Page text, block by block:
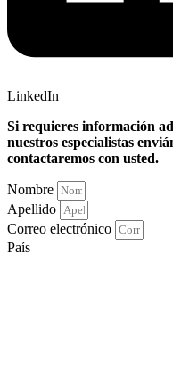
LinkedIn
Si requieres información
nuestros especialistas
contactaremos con usted.
Nombre
Apellido
Correo electrónico
País